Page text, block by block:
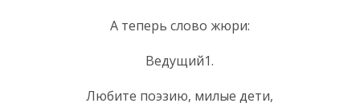
А теперь слово жюри:
Ведущий1.
Любите поэзию, милые дети,